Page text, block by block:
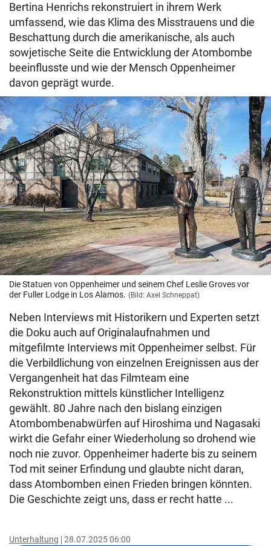
Bertina Henrichs rekonstruiert in ihrem Werk
umfassend, wie das Klima des Misstrauens und die
Beschattung durch die amerikanische, als auch
sowjetische Seite die Entwicklung der Atombombe
beeinflusste und wie der Mensch Oppenheimer
davon geprägt wurde.
Die Statuen von Oppenheimer und seinem Chef Leslie Groves vor
der Fuller Lodge in Los Alamos. (Bild: Axel Schneppat)
Neben Interviews mit Historikern und Experten setzt
die Doku auch auf Originalaufnahmen und
mitgefilmte Interviews mit Oppenheimer selbst. Für
die Verbildlichung von einzelnen Ereignissen aus der
Vergangenheit hat das Filmteam eine
Rekonstruktion mittels künstlicher Intelligenz
gewählt. 80 Jahre nach den bislang einzigen
Atombombenabwürfen auf Hiroshima und Nagasaki
wirkt die Gefahr einer Wiederholung so drohend wie
noch nie zuvor. Oppenheimer haderte bis zu seinem
Tod mit seiner Erfindung und glaubte nicht daran,
dass Atombomben einen Frieden bringen könnten.
Die Geschichte zeigt uns, dass er recht hatte ...
Unterhaltung 28.07.2025 06:00